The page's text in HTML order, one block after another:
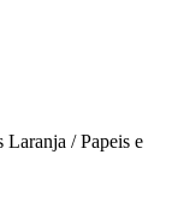
/ Papeis e